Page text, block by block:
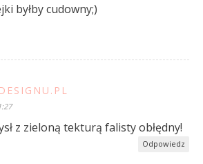
byłby cudowny;)
z zieloną tekturą falisty obłędny!
Odpowiedz